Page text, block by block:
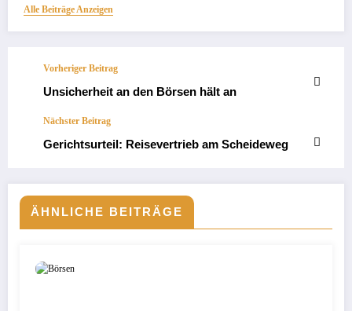
Alle Beiträge Anzeigen
Vorheriger Beitrag
Unsicherheit an den Börsen hält an
Nächster Beitrag
Gerichtsurteil: Reisevertrieb am Scheideweg
ÄHNLICHE BEITRÄGE